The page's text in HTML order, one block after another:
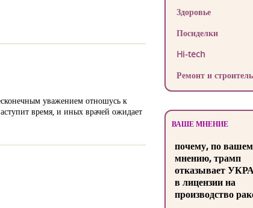
уважением отношусь к
время, и иных врачей ожидает
Здоровье
Посиделки
Hi-tech
Ремонт и
ВАШЕ МНЕНИЕ
почему, по
мнению, трамп
отказывает
в лицензии на
производство